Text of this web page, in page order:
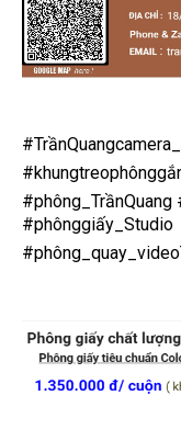
#phông_TrầnQuang
#phônggiấy_Studio